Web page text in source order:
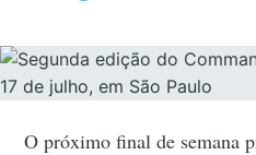
O próximo final de semana